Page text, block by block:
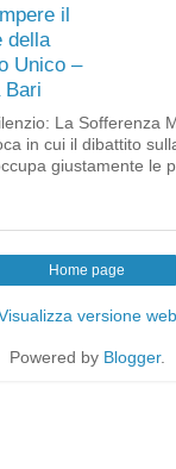
il
della
Unico –
Bari
La Sofferenza
in cui il dibattito
giustamente le
Home page
versione web
Powered by Blogger.